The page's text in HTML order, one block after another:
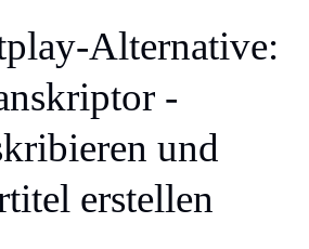
Alternative:
-
und
erstellen